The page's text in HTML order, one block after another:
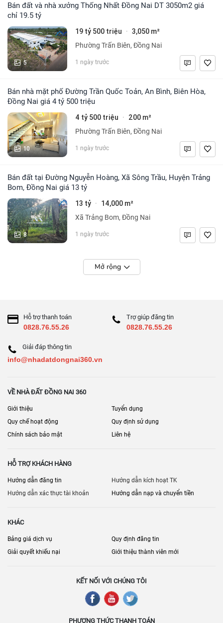
Bán đất và nhà xưởng Thống Nhất Đồng Nai DT 3050m2 giá
chỉ 19.5 tỷ
5
19 tỷ 500 triệu · 3,050 m²
Phường Trấn Biên, Đồng Nai
1 ngày trước
Bán nhà mặt phố Đường Trần Quốc Toản, An Bình, Biên Hòa,
Đồng Nai giá 4 tỷ 500 triệu
10
4 tỷ 500 triệu · 200 m²
Phường Trấn Biên, Đồng Nai
1 ngày trước
Bán đất tại Đường Nguyễn Hoàng, Xã Sông Trầu, Huyện Trảng
Bom, Đồng Nai giá 13 tỷ
8
13 tỷ · 14,000 m²
Xã Trảng Bom, Đồng Nai
1 ngày trước
Mở rộng
Hỗ trợ thanh toán
0828.76.55.26
Trợ giúp đăng tin
0828.76.55.26
Giải đáp thông tin
info@nhadatdongnai360.vn
VỀ NHÀ ĐẤT ĐỒNG NAI 360
Giới thiệu
Tuyển dụng
Quy chế hoạt động
Quy định sử dụng
Chính sách bảo mật
Liên hệ
HỖ TRỢ KHÁCH HÀNG
Hướng dẫn đăng tin
Hướng dẫn kích hoạt TK
Hướng dẫn xác thực tài khoản
Hướng dẫn nạp và chuyển tiền
KHÁC
Bảng giá dịch vụ
Quy định đăng tin
Giải quyết khiếu nại
Giới thiệu thành viên mới
KẾT NỐI VỚI CHÚNG TÔI
PHƯƠNG THỨC THANH TOÁN